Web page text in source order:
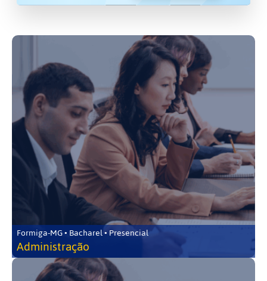
Formiga-MG • Bacharel • Presencial
Administração